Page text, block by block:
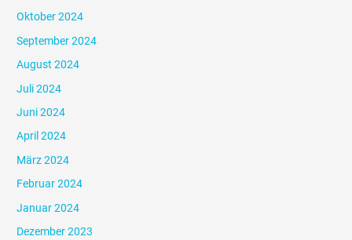
Oktober 2024
September 2024
August 2024
Juli 2024
Juni 2024
April 2024
März 2024
Februar 2024
Januar 2024
Dezember 2023